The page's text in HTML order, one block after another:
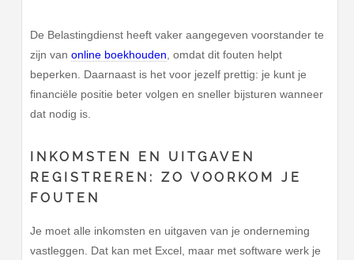
De Belastingdienst heeft vaker aangegeven voorstander te
zijn vanonline boekhouden, omdat dit fouten helpt
beperken. Daarnaast is het voor jezelf prettig: je kunt je
financiële positie beter volgen en sneller bijsturen wanneer
dat nodig is.
INKOMSTEN EN UITGAVEN
REGISTREREN: ZO VOORKOM JE
FOUTEN
Je moet alle inkomsten en uitgaven van je onderneming
vastleggen. Dat kan met Excel, maar met software werk je